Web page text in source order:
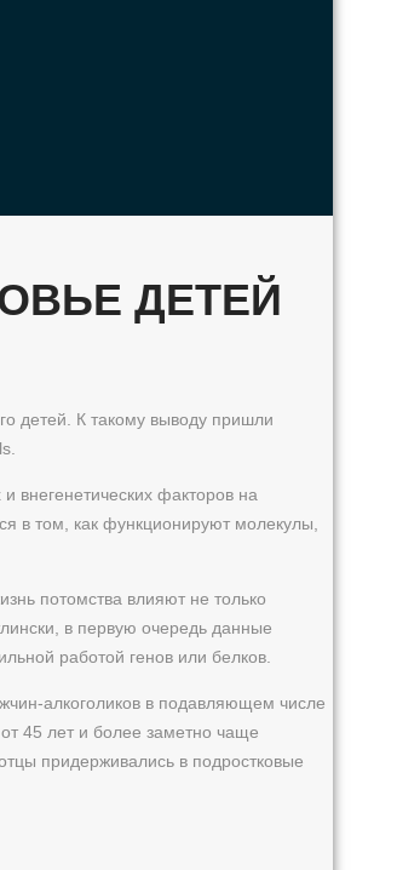
ДЕТЕЙ
детей. К такому выводу пришли
внегенетических факторов на
в том, как функционируют молекулы,
потомства влияют не только
в первую очередь данные
работой генов или белков.
алкоголиков в подавляющем числе
45 лет и более заметно чаще
придерживались в подростковые